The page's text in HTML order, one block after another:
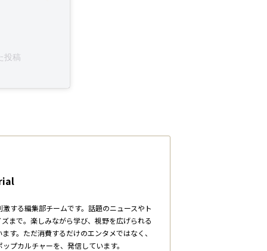
投稿
する編集部チームです。話題のニュースやト
まで。楽しみながら学び、視野を広げられる
す。ただ消費するだけのエンタメではなく、
プカルチャーを、発信しています。